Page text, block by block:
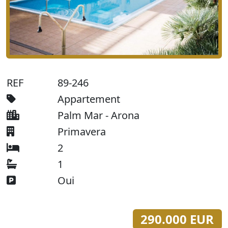
REF
89-246
Appartement
Palm Mar - Arona
Primavera
2
1
Oui
290.000 EUR